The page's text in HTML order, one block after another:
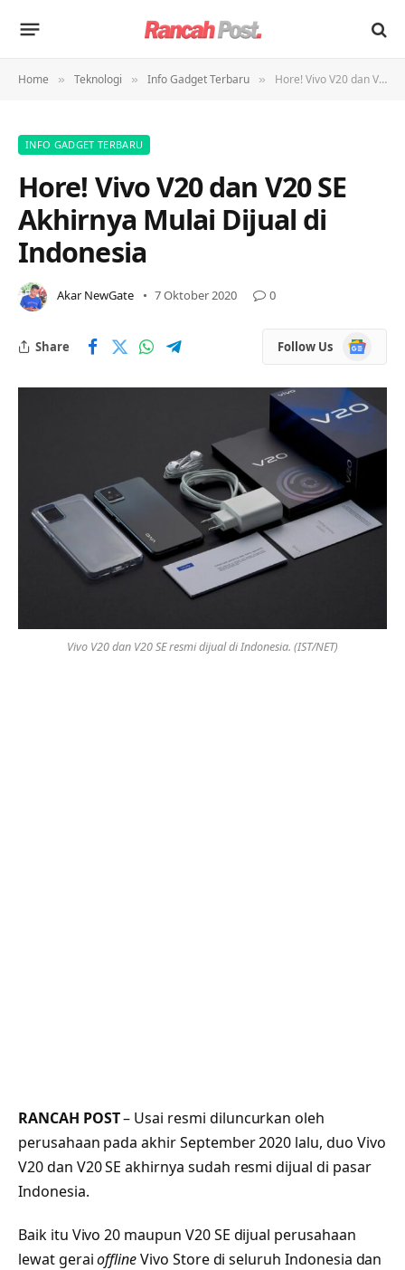
Home » Teknologi » Info Gadget Terbaru » Hore! Vivo V20 dan V20 SE Akhirnya Mulai Dijual di Indonesia
INFO GADGET TERBARU
Hore! Vivo V20 dan V20 SE
Akhirnya Mulai Dijual di
Indonesia
Akar NewGate 7 Oktober 2020 0
Share Follow Us
Google
News
Vivo V20 dan V20 SE resmi dijual di Indonesia. (IST/NET)
RANCAH POST– Usai resmi diluncurkan oleh
perusahaan pada akhir September 2020 lalu, duo Vivo
V20 dan V20 SE akhirnya sudah resmi dijual di pasar
Indonesia.
Baik itu Vivo 20 maupun V20 SE dijual perusahaan
lewat geraiofflineVivo Store di seluruh Indonesia dan